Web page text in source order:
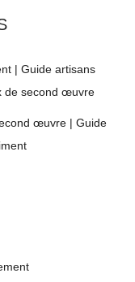
| Guide artisans
de second œuvre
œuvre | Guide